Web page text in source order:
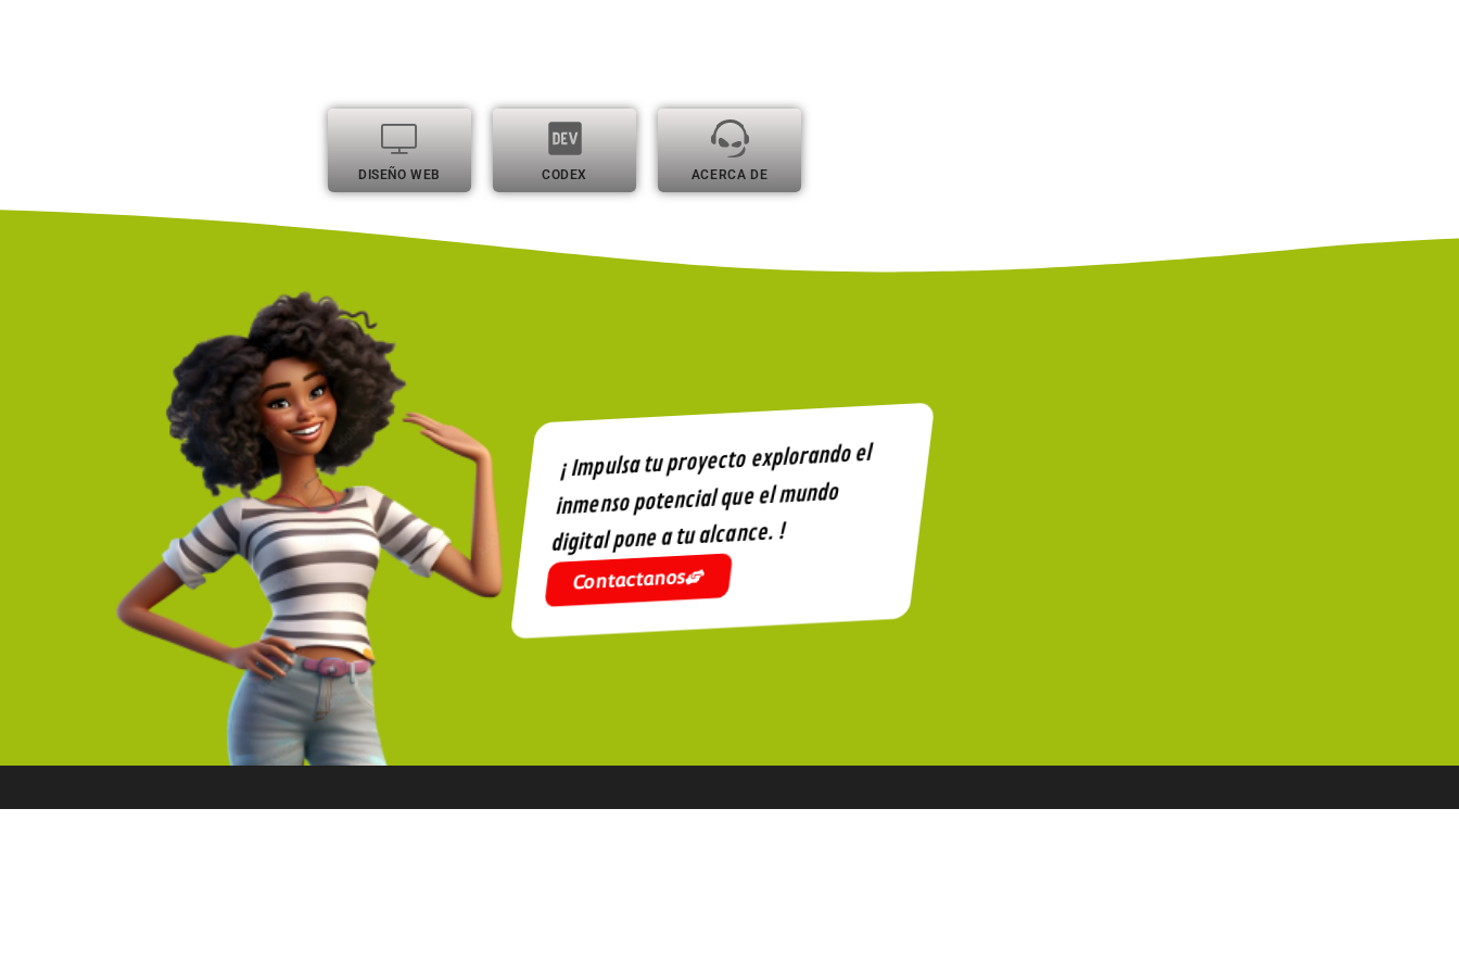
DISEÑO WEB CODEX ACERCA DE
¡ Impulsa tu proyecto explorando el
inmenso potencial que el mundo
digital pone a tu alcance. !
Contactanos